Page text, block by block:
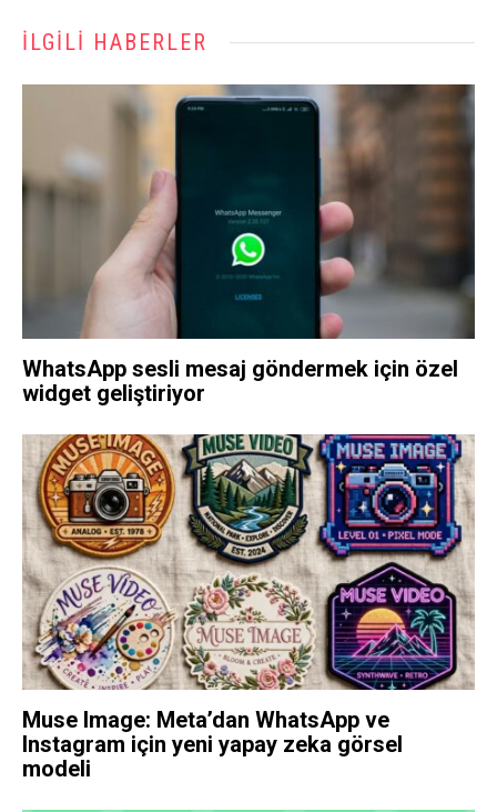
İLGILI HABERLER
WhatsApp sesli mesaj göndermek için özel
widget geliştiriyor
Muse Image: Meta’dan WhatsApp ve
Instagram için yeni yapay zeka görsel
modeli